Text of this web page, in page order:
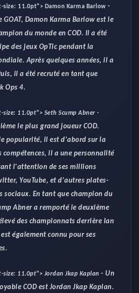
size: 11.0pt"> Damon Karma Barlow-
Damon Karma Barlow est le
du monde en COD. Il a été
des jeux OpTic pendant la
Après quelques années, il a
il a été recruté en tant que
Ops 4.
size: 11.0pt"> Seth Scump Abner-
le plus grand joueur COD.
popularité, il est d'abord sur la
compétences, il a une personnalité
l'attention de ses millions
YouTube, et d'autres plates-
sociaux. En tant que champion du
Abner a remporté le deuxième
des championnats derrière Ian
également connu pour ses
size: 11.0pt"> Jordan Jkap Kaplan- Un
COD est Jordan Jkap Kaplan.